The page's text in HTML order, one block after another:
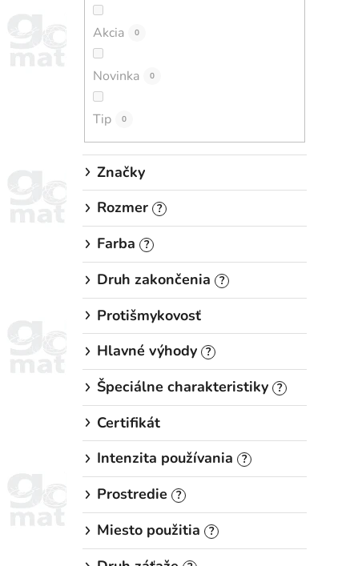
Akcia 0
Novinka 0
Tip 0
Značky
Rozmer ?
Farba ?
Druh zakončenia ?
Protišmykovosť
Hlavné výhody ?
Špeciálne charakteristiky ?
Certifikát
Intenzita používania
?
Prostredie ?
Miesto použitia ?